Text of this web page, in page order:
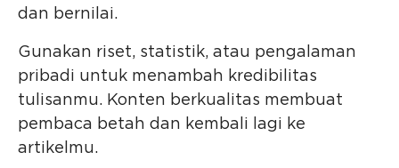
dan bernilai.
Gunakan riset, statistik, atau pengalaman
pribadi untuk menambah kredibilitas
tulisanmu. Konten berkualitas membuat
pembaca betah dan kembali lagi ke
artikelmu.